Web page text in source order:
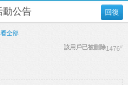
回復
動公告
看全部
1476#
該用戶已被刪除